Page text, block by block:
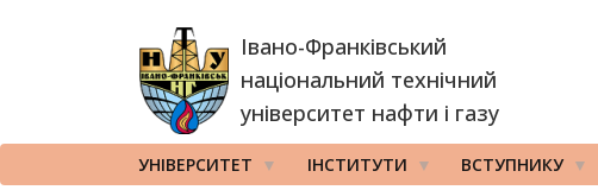
Івано-Франківський
національний технічний
університет нафти і газу
УНІВЕРСИТЕТ ІНСТИТУТИ ВСТУПНИКУ